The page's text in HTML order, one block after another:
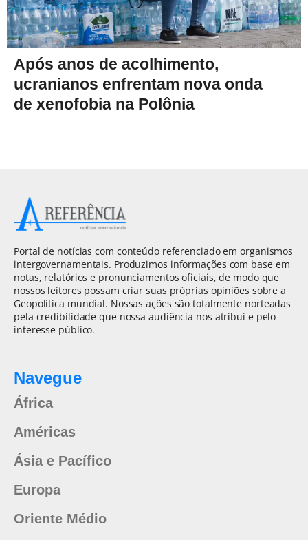
Após anos de acolhimento,
ucranianos enfrentam nova onda
de xenofobia na Polônia
Portal de notícias com conteúdo referenciado em organismos
intergovernamentais. Produzimos informações com base em
notas, relatórios e pronunciamentos oficiais, de modo que
nossos leitores possam criar suas próprias opiniões sobre a
Geopolítica mundial. Nossas ações são totalmente norteadas
pela credibilidade que nossa audiência nos atribui e pelo
interesse público.
Navegue
África
Américas
Ásia e Pacífico
Europa
Oriente Médio